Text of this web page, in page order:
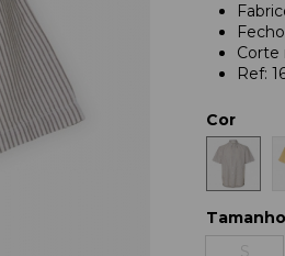
Corte
Ref:
Cor
Tamanho